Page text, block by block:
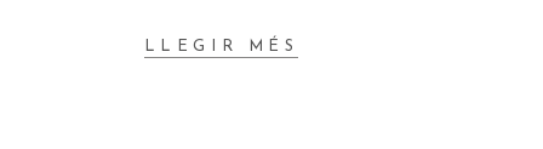
LLEGIR MÉS